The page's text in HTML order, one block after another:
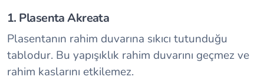
1. Plasenta Akreata
Plasentanın rahim duvarına sıkıcı tutunduğu
tablodur. Bu yapışıklık rahim duvarını geçmez ve
rahim kaslarını etkilemez.